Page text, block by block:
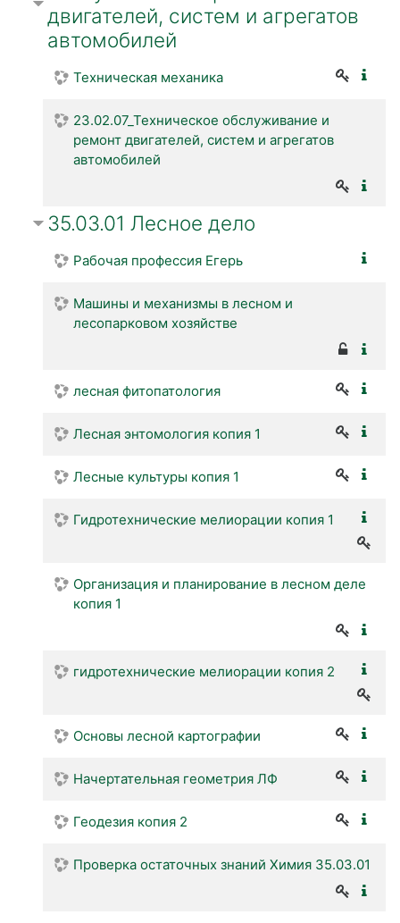
двигателей, систем и агрегатов
автомобилей
Техническая механика
23.02.07_Техническое обслуживание и
ремонт двигателей, систем и агрегатов
автомобилей
35.03.01 Лесное дело
Рабочая профессия Егерь
Машины и механизмы в лесном и
лесопарковом хозяйстве
лесная фитопатология
Лесная энтомология копия 1
Лесные культуры копия 1
Гидротехнические мелиорации копия 1
Организация и планирование в лесном деле
копия 1
гидротехнические мелиорации копия 2
Основы лесной картографии
Начертательная геометрия ЛФ
Геодезия копия 2
Проверка остаточных знаний Химия 35.03.01